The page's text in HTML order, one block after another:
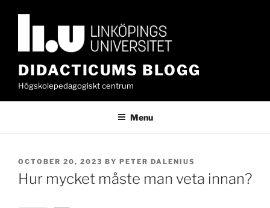
DIDACTICUMS BLOGG
Högskolepedagogiskt centrum
Menu
POSTED
ON
OCTOBER 20, 2023 BY PETER DALENIUS
Hur mycket måste man veta innan?